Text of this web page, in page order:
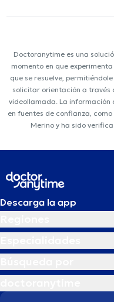
Doctoranytime es una
momento en que
que se resuelve,
solicitar orientación a través
videollamada. La información
en fuentes de confianza,
Merino y ha sido
Descarga la app